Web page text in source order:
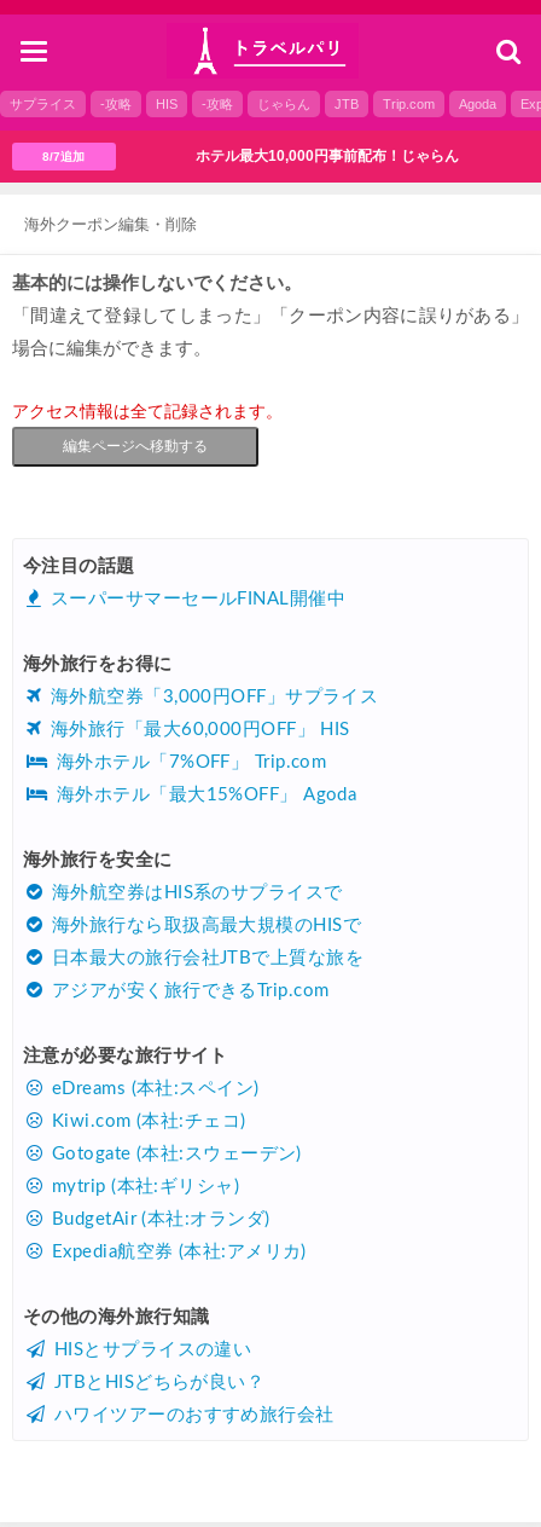
toggle
サプライス -攻略 HIS -攻略 じゃらん JTB Trip.com Agoda
8/7追加 ホテル最大10,000円事前配布！じゃらん
海外クーポン編集・削除
基本的には操作しないでください。
「間違えて登録してしまった」「クーポン内容に誤りがある」
場合に編集ができます。
アクセス情報は全て記録されます。
編集ページへ移動する
今注目の話題
スーパーサマーセールFINAL開催中
海外旅行をお得に
海外航空券「3,000円OFF」サプライス
海外旅行「最大60,000円OFF」 HIS
海外ホテル「7%OFF」 Trip.com
海外ホテル「最大15%OFF」 Agoda
海外旅行を安全に
海外航空券はHIS系のサプライスで
海外旅行なら取扱高最大規模のHISで
日本最大の旅行会社JTBで上質な旅を
アジアが安く旅行できるTrip.com
注意が必要な旅行サイト
eDreams (本社:スペイン)
Kiwi.com (本社:チェコ)
Gotogate (本社:スウェーデン)
mytrip (本社:ギリシャ)
BudgetAir (本社:オランダ)
Expedia航空券 (本社:アメリカ)
その他の海外旅行知識
HISとサプライスの違い
JTBとHISどちらが良い？
ハワイツアーのおすすめ旅行会社